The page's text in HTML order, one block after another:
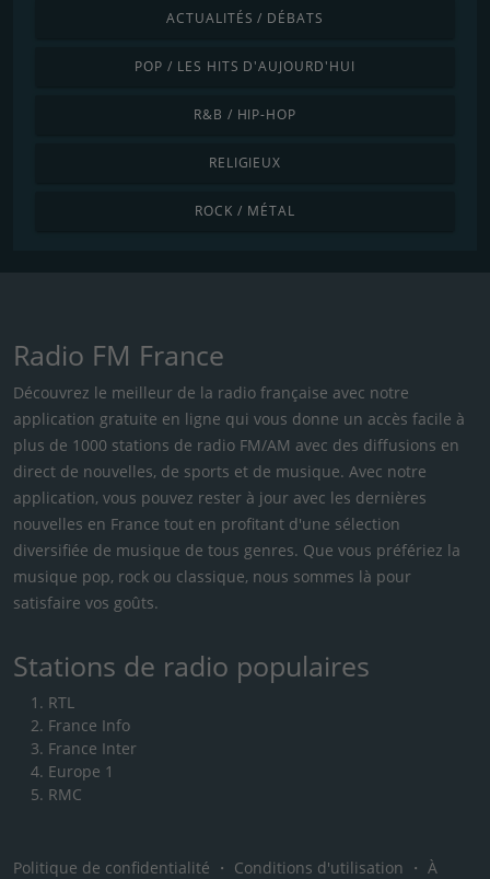
ACTUALITÉS / DÉBATS
POP / LES HITS D'AUJOURD'HUI
R&B / HIP-HOP
RELIGIEUX
ROCK / MÉTAL
Radio FM France
Découvrez le meilleur de la radio française avec notre
application gratuite en ligne qui vous donne un accès facile à
plus de 1000 stations de radio FM/AM avec des diffusions en
direct de nouvelles, de sports et de musique. Avec notre
application, vous pouvez rester à jour avec les dernières
nouvelles en France tout en profitant d'une sélection
diversifiée de musique de tous genres. Que vous préfériez la
musique pop, rock ou classique, nous sommes là pour
satisfaire vos goûts.
Stations de radio populaires
RTL
France Info
France Inter
Europe 1
RMC
Politique de confidentialité ・ Conditions d'utilisation ・ À